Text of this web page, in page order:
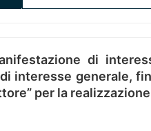
di
interesse generale,
per la